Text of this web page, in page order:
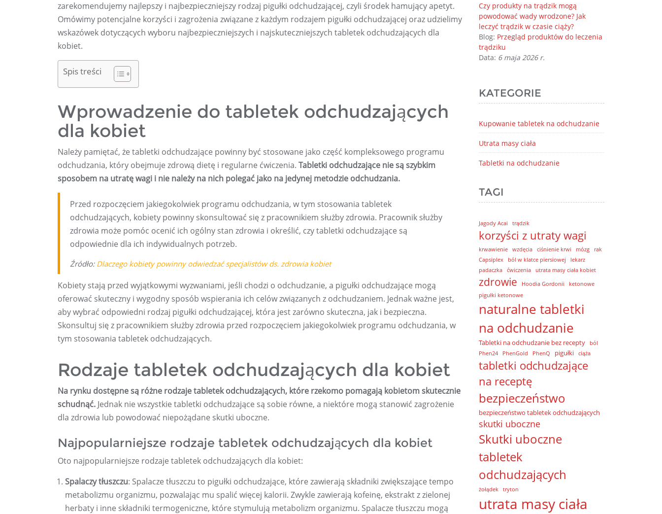
zarekomendujemy najlepszy i najbezpieczniejszy rodzaj pigułki odchudzającej, czyli środek hamujący apetyt.
Omówimy potencjalne korzyści i zagrożenia związane z każdym rodzajem pigułki odchudzającej oraz udzielimy
wskazówek dotyczących wyboru najbezpieczniejszych i najskuteczniejszych tabletek odchudzających dla
kobiet.
Spis treści
Wprowadzenie do tabletek odchudzających
dla kobiet
Należy pamiętać, że tabletki odchudzające powinny być stosowane jako część kompleksowego programu
odchudzania, który obejmuje zdrową dietę i regularne ćwiczenia. Tabletki odchudzające nie są szybkim
sposobem na utratę wagi i nie należy na nich polegać jako na jedynej metodzie odchudzania.
Przed rozpoczęciem jakiegokolwiek programu odchudzania, w tym stosowania tabletek
odchudzających, kobiety powinny skonsultować się z pracownikiem służby zdrowia. Pracownik służby
zdrowia może pomóc ocenić ich ogólny stan zdrowia i określić, czy tabletki odchudzające są
odpowiednie dla ich indywidualnych potrzeb.
Źródło: Dlaczego kobiety powinny odwiedzać specjalistów ds. zdrowia kobiet
Kobiety stają przed wyjątkowymi wyzwaniami, jeśli chodzi o odchudzanie, a pigułki odchudzające mogą
oferować skuteczny i wygodny sposób wspierania ich celów związanych z odchudzaniem. Jednak ważne jest,
aby wybrać odpowiedni rodzaj pigułki odchudzającej, która jest zarówno skuteczna, jak i bezpieczna.
Skonsultuj się z pracownikiem służby zdrowia przed rozpoczęciem jakiegokolwiek programu odchudzania, w
tym stosowania tabletek odchudzających.
Rodzaje tabletek odchudzających dla kobiet
Na rynku dostępne są różne rodzaje tabletek odchudzających, które rzekomo pomagają kobietom skutecznie
schudnąć. Jednak nie wszystkie tabletki odchudzające są sobie równe, a niektóre mogą stanowić zagrożenie
dla zdrowia lub powodować niepożądane skutki uboczne.
Najpopularniejsze rodzaje tabletek odchudzających dla kobiet
Oto najpopularniejsze rodzaje tabletek odchudzających dla kobiet:
Spalaczy tłuszczu: Spalacze tłuszczu to pigułki odchudzające, które zawierają składniki zwiększające tempo
metabolizmu organizmu, pozwalając mu spalić więcej kalorii. Zwykle zawierają kofeinę, ekstrakt z zielonej
herbaty i inne składniki termogeniczne, które stymulują metabolizm organizmu. Spalacze tłuszczu mogą
Czy produkty na trądzik mogą
powodować wady wrodzone? Jak
leczyć trądzik w czasie ciąży?
Blog: Przegląd produktów do leczenia
trądziku
Data: 6 maja 2026 r.
KATEGORIE
Kupowanie tabletek na odchudzanie
Utrata masy ciała
Tabletki na odchudzanie
TAGI
Jagody Acai trądzik
korzyści z utraty wagi
krwawienie wzdęcia ciśnienie krwi mózg
rak
Capsiplex
ból w klatce piersiowej
lekarz
padaczka
ćwiczenia utrata masy ciała kobiet
zdrowie Hoodia Gordonii
ketonowe
pigułki ketonowe
naturalne tabletki
na odchudzanie
Tabletki na odchudzanie bez recepty
ból
Phen24
PhenGold PhenQ pigułki ciąża
tabletki odchudzające
na receptę
bezpieczeństwo
bezpieczeństwo tabletek odchudzających
skutki uboczne
Skutki uboczne
tabletek
odchudzających
żołądek tryton
utrata masy ciała